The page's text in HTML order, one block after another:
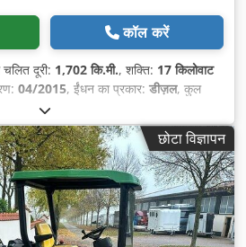
कॉल करें
दूरी: 1,702 कि.मी., शक्ति: 17 किलोवाट
04/2015, ईंधन का प्रकार: डीज़ल, कुल
, गियरिंग प्रकार:
1,702 h, उपकरण:ट्रेलर कप्लिंग, सभी पहियों की
छोटा विज्ञापन